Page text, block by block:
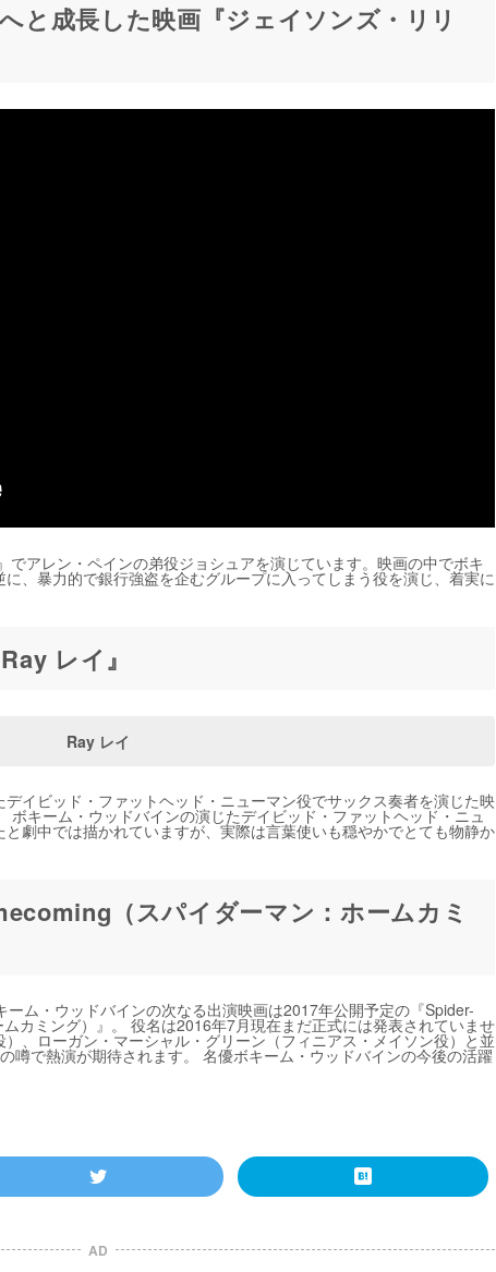
と成長した映画『ジェイソンズ・リリ
アレン・ペインの弟役ジョシュアを演じています。映画の中でボキ
、暴力的で銀行強盗を企むグループに入ってしまう役を演じ、着実に
レイ』
Ray レイ
イビッド・ファットヘッド・ニューマン役でサックス奏者を演じた映
ボキーム・ウッドバインの演じたデイビッド・ファットヘッド・ニュ
劇中では描かれていますが、実際は言葉使いも穏やかでとても物静か
（スパイダーマン：ホームカミ
ム・ウッドバインの次なる出演映画は2017年公開予定の『Spider-
カミング）』。 役名は2016年7月現在まだ正式には発表されていませ
、ローガン・マーシャル・グリーン（フィニアス・メイソン役）と並
噂で熱演が期待されます。 名優ボキーム・ウッドバインの今後の活躍
AD